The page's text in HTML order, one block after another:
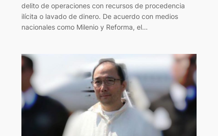
delito de operaciones con recursos de procedencia
ilícita o lavado de dinero. De acuerdo con medios
nacionales como Milenio y Reforma, el…